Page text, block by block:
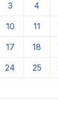
3 4
10 11
17 18
24 25